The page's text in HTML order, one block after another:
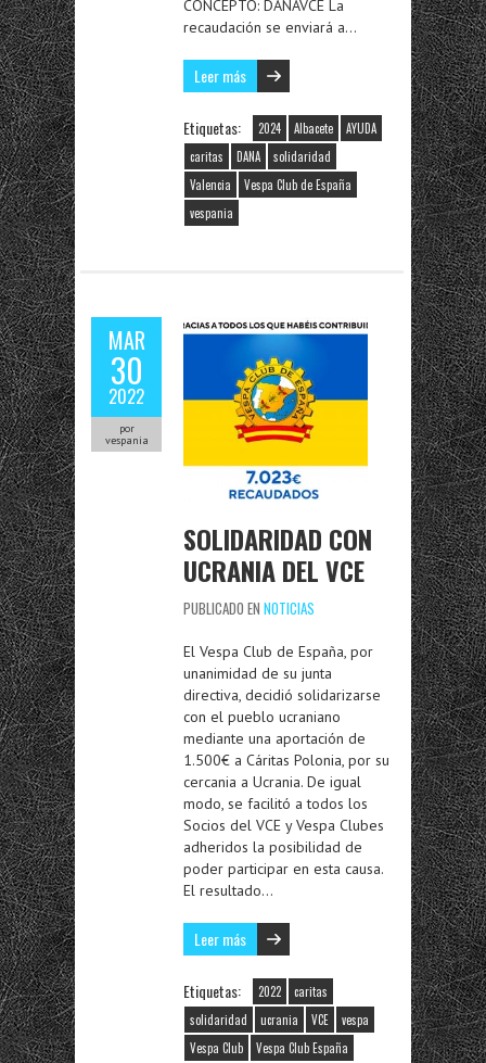
CONCEPTO: DANAVCE La
recaudación se enviará a…
Leer más
Etiquetas: 2024 Albacete
AYUDA
caritas
DANA
solidaridad
Valencia
Vespa Club de España
vespania
MAR
30
2022
por
vespania
SOLIDARIDAD CON
UCRANIA DEL VCE
PUBLICADO EN NOTICIAS
El Vespa Club de España, por
unanimidad de su junta
directiva, decidió solidarizarse
con el pueblo ucraniano
mediante una aportación de
1.500€ a Cáritas Polonia, por su
cercania a Ucrania. De igual
modo, se facilitó a todos los
Socios del VCE y Vespa Clubes
adheridos la posibilidad de
poder participar en esta causa.
El resultado…
Leer más
Etiquetas: 2022
caritas
solidaridad
ucrania VCE
vespa
Vespa Club
Vespa Club España